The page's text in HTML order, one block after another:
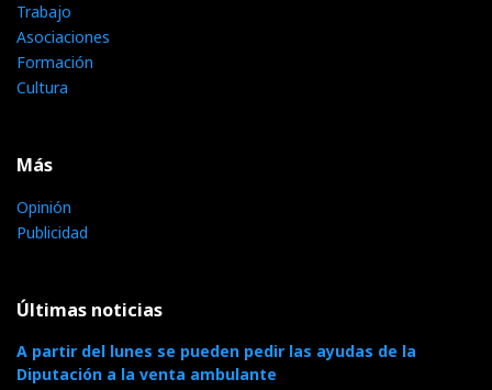
Trabajo
Asociaciones
Formación
Cultura
Más
Opinión
Publicidad
Últimas noticias
A partir del lunes se pueden pedir las ayudas de la
Diputación a la venta ambulante